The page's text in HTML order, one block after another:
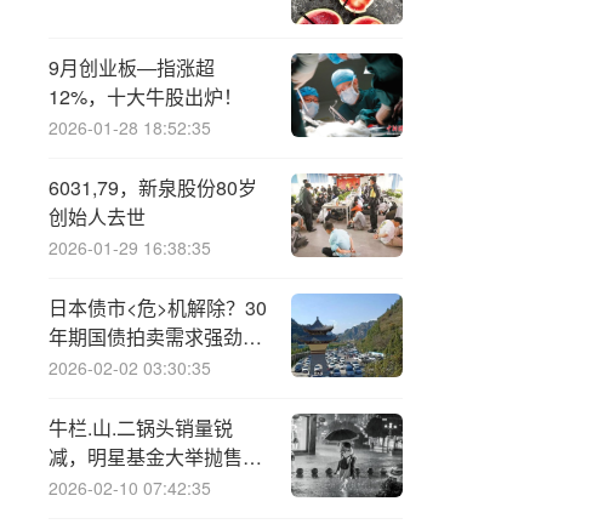
9月创业板—指涨超
12%，十大牛股出炉！
2026-01-28 18:52:35
6031,79，新泉股份80岁
创始人去世
2026-01-29 16:38:35
日本债市<危>机解除？30
年期国债拍卖需求强劲，
投标倍数创2月以来新高
2026-02-02 03:30:35
牛栏.山.二锅头销量锐
减，明星基金大举抛售顺
鑫农业
2026-02-10 07:42:35